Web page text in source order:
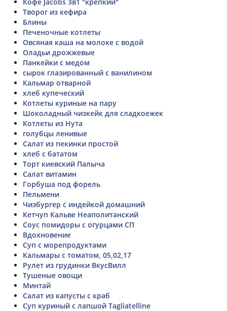
Творог из кефира
Блины
Печеночные котлеты
Овсяная каша на молоке с водой
Оладьи дрожжевые
Панкейки с медом
сырок глазированный с ванилином
Кальмар отварной
хлеб купеческий
Котлеты куриные на пару
Шоколадный чизкейк для сладкоежек
Котлеты из Нута
голубцы ленивые
Салат из пекинки простой
хлеб с бататом
Торт киевский Палыча
Салат витамин
Горбуша под форель
Пельмени
Чизбургер с индейкой домашний
Кетчуп Кальве Неаполитанский
Соус помидоры с огурцами СП
Вдохновение
Суп с морепродуктами
Кальмары с томатом, 05,02,17
Рулет из грудинки ВкусВилл
Тушеные овощи
Минтай
Салат из капусты с краб
Суп куриный с лапшой Tagliatelline